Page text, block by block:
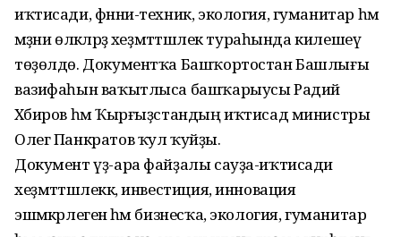
иҡтисади, фәнни-техник, экология, гуманитар һәм
мәҙәни өлкәләрҙә хеҙмәттәшлек тураһында килешеү
төҙөлдө. Документҡа Башҡортостан Башлығы
вазифаһын ваҡытлыса башҡарыусы Радий
Хәбиров һәм Ҡырғыҙстандың иҡтисад министры
Олег Панкратов ҡул ҡуйҙы.
Документ үҙ-ара файҙалы сауҙа-иҡтисади
хеҙмәттәшлеккә, инвестиция, инновация
эшмәкәрлегенә һәм бизнесҡа, экология, гуманитар